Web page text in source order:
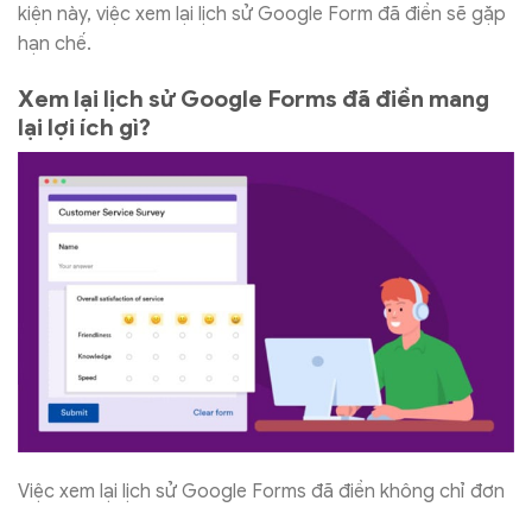
kiện này, việc xem lại lịch sử Google Form đã điền sẽ gặp
hạn chế.
Xem lại lịch sử Google Forms đã điền mang
lại lợi ích gì?
Việc xem lại lịch sử Google Forms đã điền không chỉ đơn